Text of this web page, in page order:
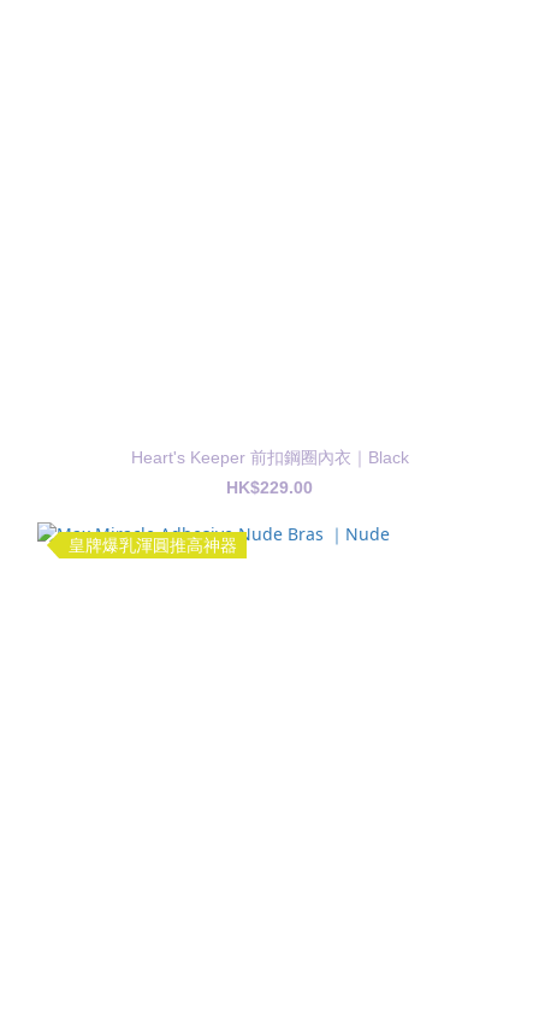
Heart's Keeper 前扣鋼圈內衣｜Black
HK$229.00
皇牌爆乳渾圓推高神器